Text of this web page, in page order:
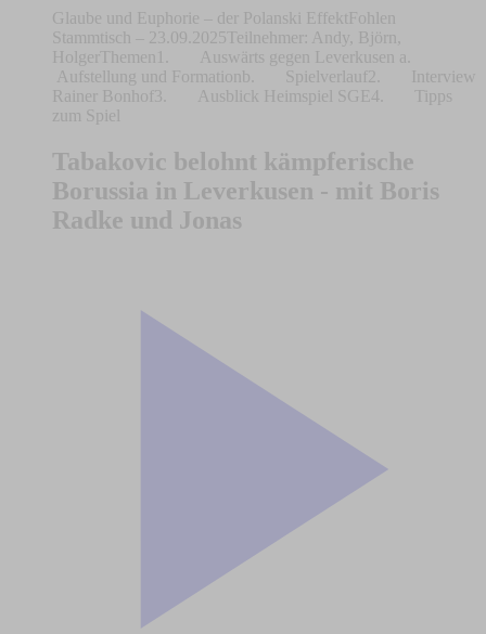
Glaube und Euphorie – der Polanski EffektFohlen
Stammtisch – 23.09.2025Teilnehmer: Andy, Björn,
HolgerThemen1. Auswärts gegen Leverkusen a.
Aufstellung und Formationb. Spielverlauf2. Interview
Rainer Bonhof3. Ausblick Heimspiel SGE4. Tipps
zum Spiel
Tabakovic belohnt kämpferische
Borussia in Leverkusen - mit Boris
Radke und Jonas